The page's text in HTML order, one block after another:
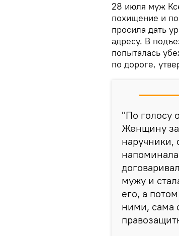
28 июля муж
похищение и
просила дать
адресу. В
попыталась
по дороге,
"По голосу
Женщину
наручники,
мужу и
его, а
ними, сама